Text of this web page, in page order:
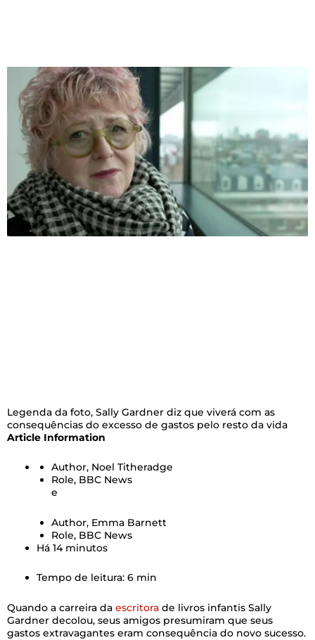
Legenda da foto, Sally Gardner diz que viverá com as
consequências do excesso de gastos pelo resto da vida
Article Information
Author, Noel Titheradge
Role, BBC News
e
Author, Emma Barnett
Role, BBC News
Há 14 minutos
Tempo de leitura: 6 min
Quando a carreira da escritora de livros infantis Sally
Gardner decolou, seus amigos presumiram que seus
gastos extravagantes eram consequência do novo sucesso.